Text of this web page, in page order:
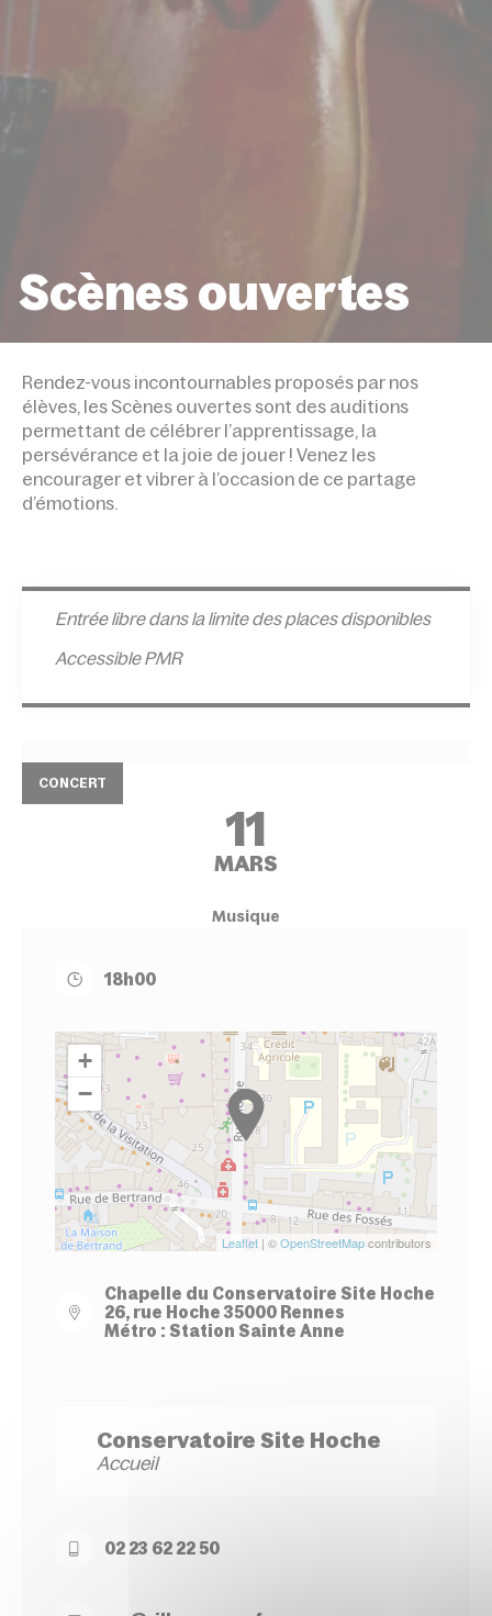
Scènes ouvertes
Rendez-vous incontournables proposés par nos
élèves, les Scènes ouvertes sont des auditions
permettant de célébrer l’apprentissage, la
persévérance et la joie de jouer ! Venez les
encourager et vibrer à l’occasion de ce partage
d’émotions.
Entrée libre dans la limite des places disponibles
Accessible PMR
CONCERT
11
MARS
Musique
18h00
+
−
Leaflet | ©OpenStreetMapcontributors
Chapelle du Conservatoire Site Hoche
26, rue Hoche 35000 Rennes
Métro : Station Sainte Anne
Conservatoire Site Hoche
Accueil
02 23 62 22 50